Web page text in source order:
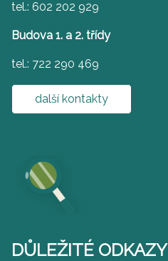
tel.: 602 202 929
Budova 1. a 2. třídy
tel.: 722 290 469
další kontakty
DŮLEŽITÉ ODKAZY